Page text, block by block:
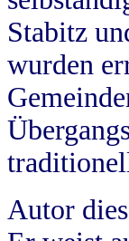
Stabitz
wurden
Autor